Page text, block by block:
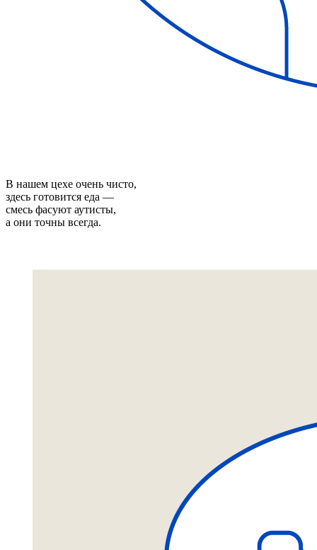
В нашем цехе очень чисто,
здесь готовится еда —
смесь фасуют аутисты,
а они точны всегда.